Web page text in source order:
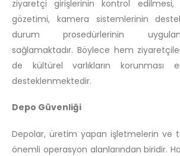
ziyaretçi girişlerinin kontrol edilmesi,
gözetimi, kamera sistemlerinin
durum prosedürlerinin
sağlamaktadır. Böylece hem
de kültürel varlıkların korunması
desteklenmektedir.
Depo Güvenliği
Depolar, üretim yapan işletmelerin ve
önemli operasyon alanlarından biridir.